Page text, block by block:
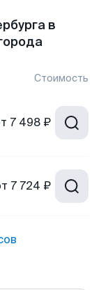
в
Стоимость
7 498 ₽
7 724 ₽